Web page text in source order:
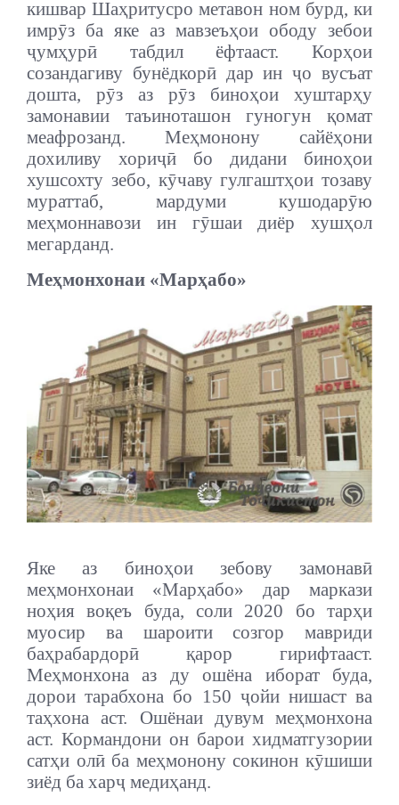
кишвар Шаҳритусро метавон ном бурд, ки
имрӯз ба яке аз мавзеъҳои ободу зебои
ҷумҳурӣ табдил ёфтааст. Корҳои
созандагиву бунёдкорӣ дар ин ҷо вусъат
дошта, рӯз аз рӯз биноҳои хуштарҳу
замонавии таъиноташон гуногун қомат
меафрозанд. Меҳмонону сайёҳони
дохиливу хориҷӣ бо дидани биноҳои
хушсохту зебо, кӯчаву гулгаштҳои тозаву
мураттаб, мардуми кушодарӯю
меҳмоннавози ин гӯшаи диёр хушҳол
мегарданд.
Меҳмонхонаи «Марҳабо»
Яке аз биноҳои зебову замонавӣ
меҳмонхонаи «Марҳабо» дар маркази
ноҳия воқеъ буда, соли 2020 бо тарҳи
муосир ва шароити созгор мавриди
баҳрабардорӣ қарор гирифтааст.
Меҳмонхона аз ду ошёна иборат буда,
дорои тарабхона бо 150 ҷойи нишаст ва
таҳхона аст. Ошёнаи дувум меҳмонхона
аст. Кормандони он барои хидматгузории
сатҳи олӣ ба меҳмонону сокинон кӯшиши
зиёд ба харҷ медиҳанд.